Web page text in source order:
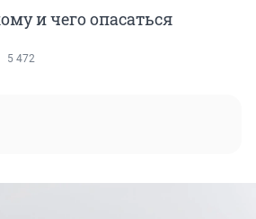
и чего опасаться
5 472